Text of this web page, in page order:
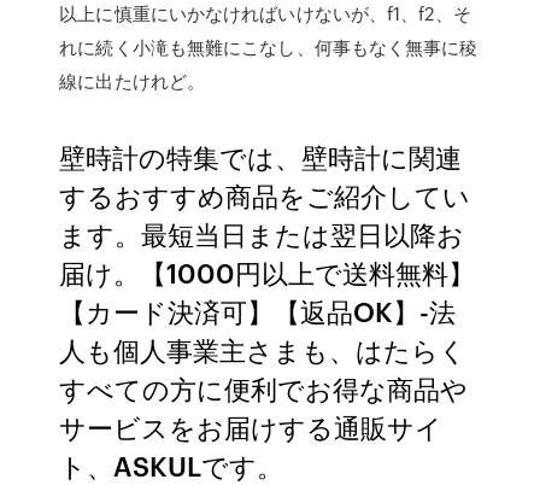
以上に慎重にいかなければいけないが、f1、f2、そ
れに続く小滝も無難にこなし、何事もなく無事に稜
線に出たけれど。
壁時計の特集では、壁時計に関連
するおすすめ商品をご紹介してい
ます。最短当日または翌日以降お
届け。【1000円以上で送料無料】
【カード決済可】【返品OK】-法
人も個人事業主さまも、はたらく
すべての方に便利でお得な商品や
サービスをお届けする通販サイ
ト、ASKULです。